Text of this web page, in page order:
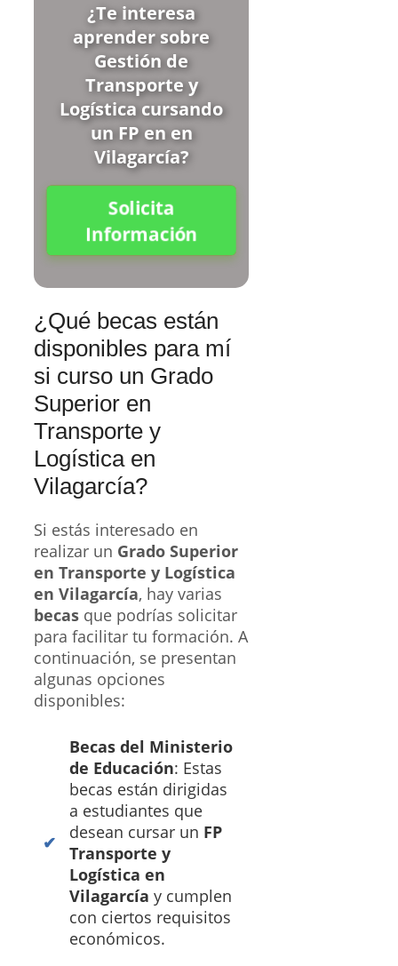
¿Te interesa
aprender sobre
Gestión de
Transporte y
Logística cursando
un FP en en
Vilagarcía?
Solicita
Información
¿Qué becas están
disponibles para mí
si curso un Grado
Superior en
Transporte y
Logística en
Vilagarcía?
Si estás interesado en
realizar un Grado Superior
en Transporte y Logística
en Vilagarcía, hay varias
becas que podrías solicitar
para facilitar tu formación. A
continuación, se presentan
algunas opciones
disponibles:
Becas del Ministerio
de Educación: Estas
becas están dirigidas
a estudiantes que
desean cursar un FP
Transporte y
Logística en
Vilagarcía y cumplen
con ciertos requisitos
económicos.